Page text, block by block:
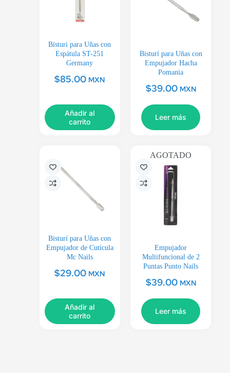
Bisturi para Uñas con
Espátula ST-251
Germany
$85.00 MXN
Añadir al
carrito
Bisturí para Uñas con
Empujador Hacha
Pomania
$39.00 MXN
Leer más
Bisturí para Uñas con
Empujador de Cutícula
Mc Nails
$29.00 MXN
Añadir al
carrito
AGOTADO
Empujador
Multifuncional de 2
Puntas Punto Nails
$39.00 MXN
Leer más